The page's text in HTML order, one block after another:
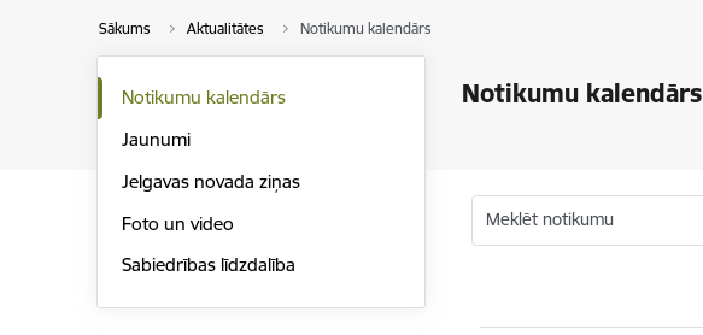
Sākums Aktualitātes Notikumu kalendārs
Notikumu kalendārs
Notikumu kalendārs
Jaunumi
Jelgavas novada ziņas
Foto un video
Sabiedrības līdzdalība
Meklēt notikumu